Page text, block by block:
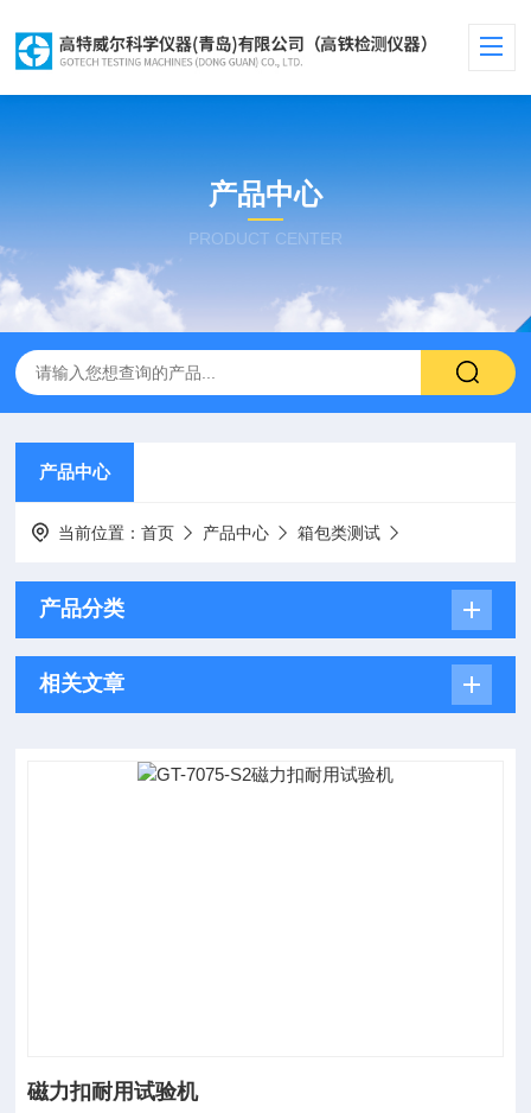
产品中心
PRODUCT CENTER
产品中心
当前位置：首页 产品中心 箱包类测试
产品分类
相关文章
磁力扣耐用试验机